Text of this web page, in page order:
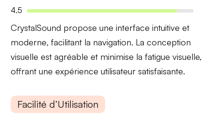
4.5
CrystalSound propose uneinterface intuitive et
moderne, facilitant la navigation. La conception
visuelle estagréable et minimise la fatigue visuelle,
offrant uneexpérience utilisateur satisfaisante.
Facilité d’Utilisation